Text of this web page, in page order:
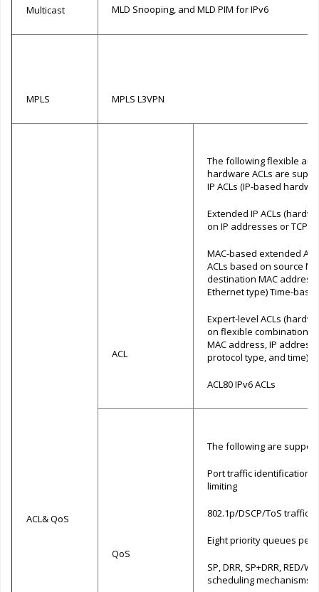
Multicast MLD Snooping, and MLD PIM for IPv6
MPLS MPLS L3VPN
ACL& QoS
ACL
The following flexible
hardware ACLs are
IP ACLs (IP-based
Extended IP ACLs
on IP addresses or TCP/
MAC-based extended
ACLs based on source
destination MAC
Ethernet type) Time-
Expert-level ACLs
on flexible combinations
MAC address, IP address,
protocol type, and time)
ACL80 IPv6 ACLs
QoS
The following are
Port traffic identification
limiting
802.1p/DSCP/ToS traffic
Eight priority queues per
SP, DRR, SP+DRR, RED/
scheduling mechanisms